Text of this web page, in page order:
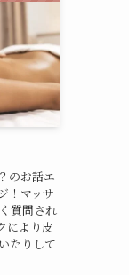
のお話エ
！マッサ
質問され
により皮
たりして